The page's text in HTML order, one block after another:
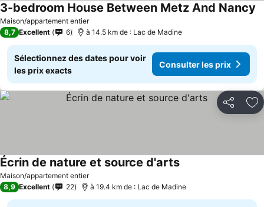
Maison/appartement entier
3-bedroom House Between Metz And Nancy
8,7 Excellent 6 à 14.5 km de : Lac de Madine
Sélectionnez des dates pour voir
les prix exacts
Consulter les prix
Partager
Maison/appartement entier
Écrin de nature et source d'arts
8,9 Excellent 22 à 19.4 km de : Lac de Madine